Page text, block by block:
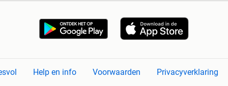
Help en info Voorwaarden Privacyverklaring